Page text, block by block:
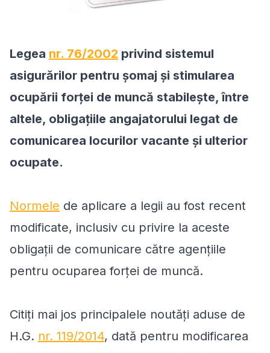
Legea nr. 76/2002 privind sistemul
asigurărilor pentru şomaj şi stimularea
ocupării forţei de muncă stabileşte, între
altele, obligaţiile angajatorului legat de
comunicarea locurilor vacante şi ulterior
ocupate.
Normele de aplicare a legii au fost recent
modificate, inclusiv cu privire la aceste
obligaţii de comunicare către agenţiile
pentru ocuparea forţei de muncă.
Citiţi mai jos principalele noutăţi aduse de
H.G. nr. 119/2014, dată pentru modificarea